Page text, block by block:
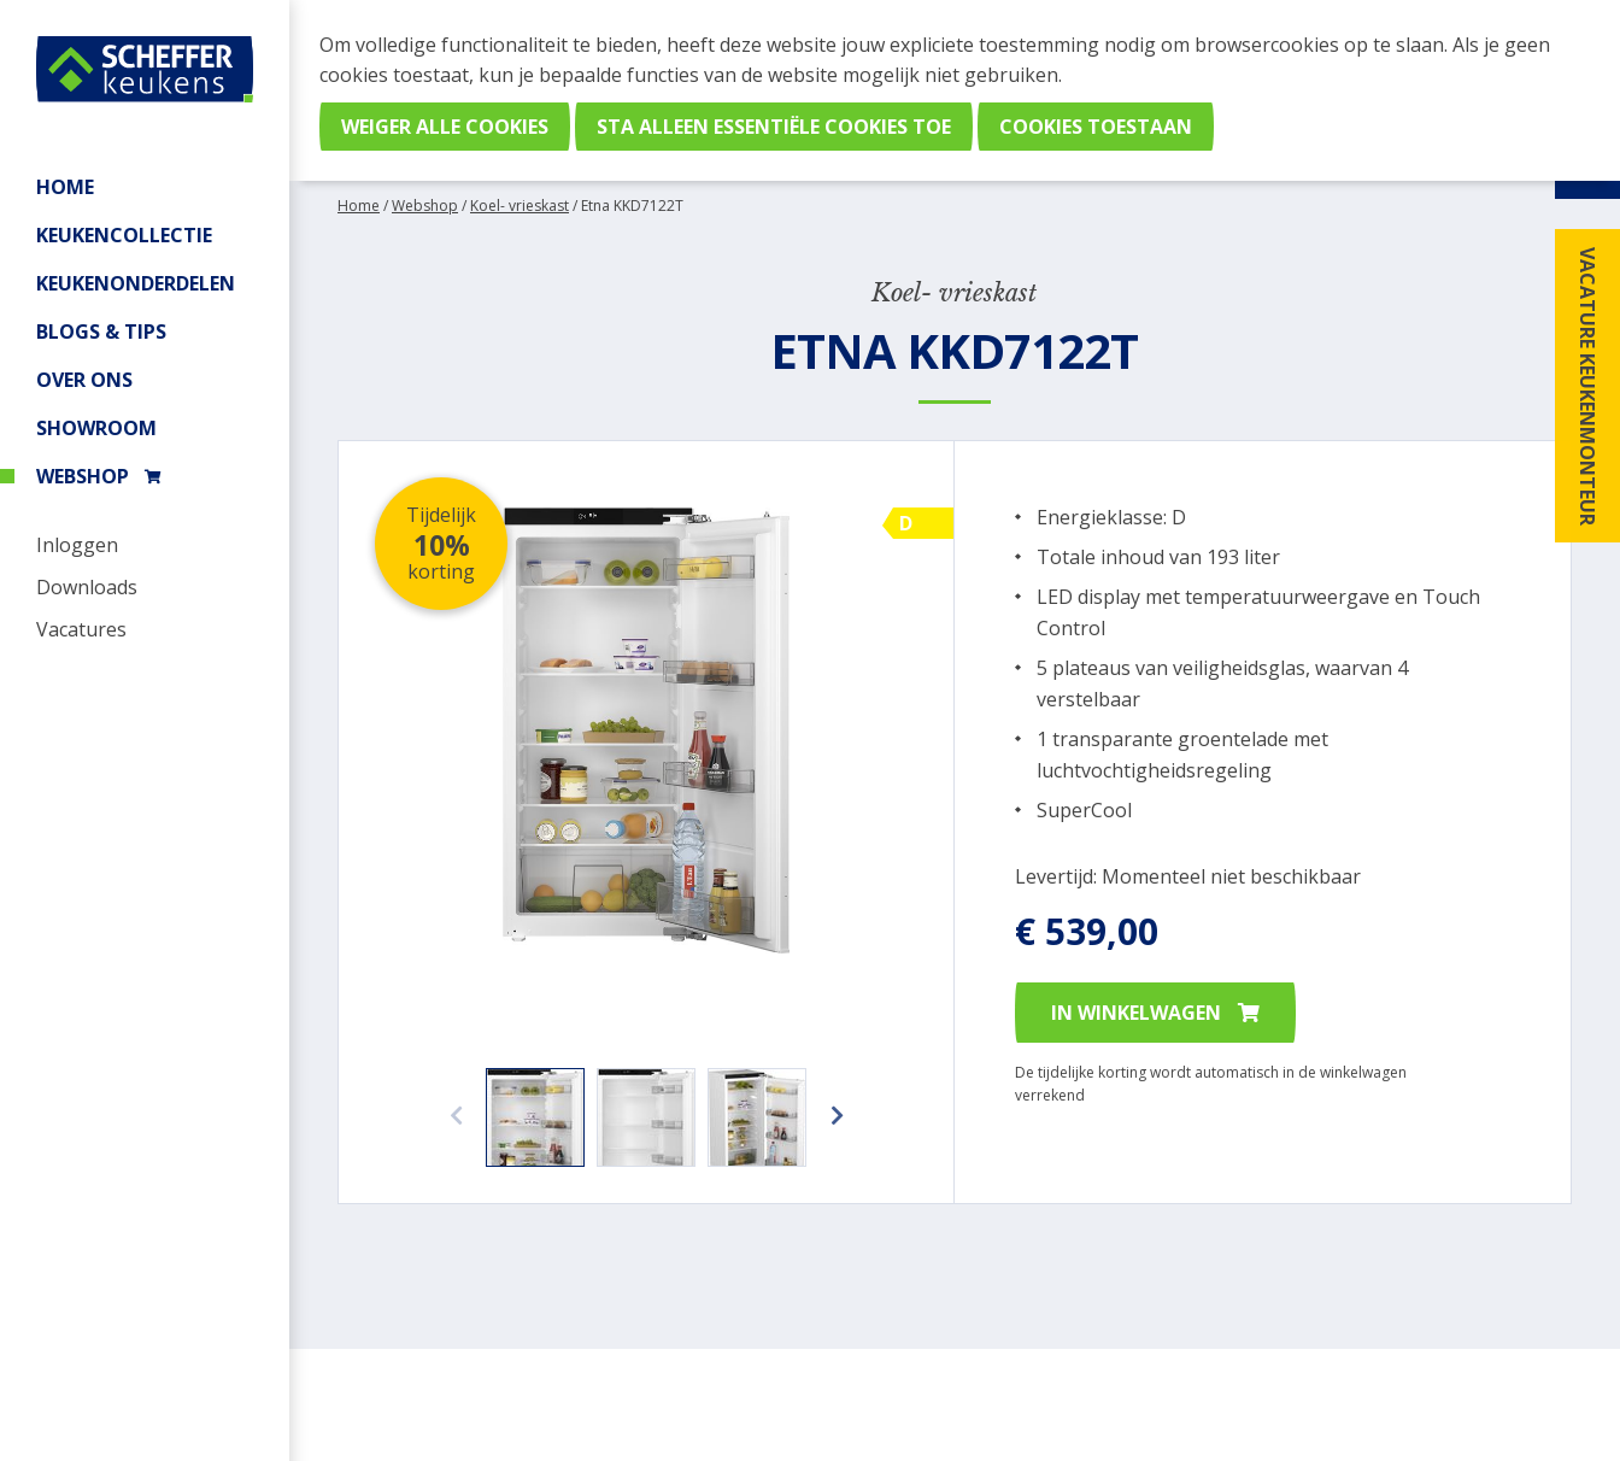
HOME
KEUKENCOLLECTIE
KEUKENONDERDELEN
BLOGS & TIPS
OVER ONS
SHOWROOM
WEBSHOP
Inloggen
Downloads
Vacatures
VACATURE KEUKENMONTEUR
WEBSHOP BESTELLINGEN
Je kan tijdelijk geen bestelling plaatsen. Wil je je vast oriënteren? Vergelijk eenvoudig apparaten en merken met elkaar. Klik hier voor
Home /Webshop / Koel- vrieskast/ Etna KKD7122T
Koel- vrieskast
ETNA KKD7122T
Tijdelijk
10%
korting
D
Levertijd: Momenteel niet beschikbaar
Energieklasse: D
Totale inhoud van 193 liter
LED display met temperatuurweergave en Touch
Control
5 plateaus van veiligheidsglas, waarvan 4
verstelbaar
1 transparante groentelade met
luchtvochtigheidsregeling
SuperCool
€ 539,00
IN WINKELWAGEN
De tijdelijke korting wordt automatisch in de winkelwagen
verrekend
Om volledige functionaliteit te bieden, heeft deze website jouw expliciete toestemming nodig om browsercookies op te slaan. Als je geen
cookies toestaat, kun je bepaalde functies van de website mogelijk niet gebruiken.